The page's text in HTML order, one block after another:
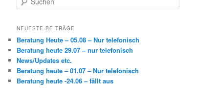
u
h
n
NEUESTE BEITRÄGE
Beratung Heute – 05.08 – Nur telefonisch
Beratung heute 29.07 – nur telefonisch
News/Updates etc.
Beratung heute – 01.07 – Nur telefonisch
Beratung heute -24.06 – fällt aus